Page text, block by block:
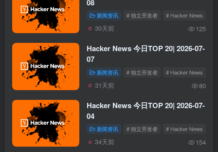
08
新闻资讯 # 独立开发者 # Hacker News
30天前 125
Hacker News 今日TOP 20| 2026-07-
07
新闻资讯 # 独立开发者 # Hacker News
31天前 80
Hacker News 今日TOP 20| 2026-07-
04
新闻资讯 # 独立开发者 # Hacker News
34天前 154